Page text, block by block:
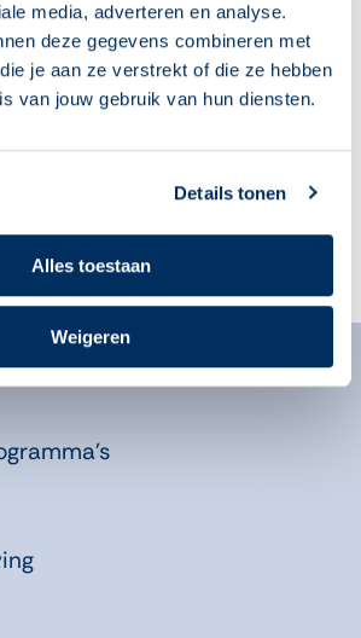
media, adverteren en analyse.
deze gegevens combineren met
je aan ze verstrekt of die ze hebben
van jouw gebruik van hun diensten.
Details tonen
Alles toestaan
Weigeren
Begeleiders, klaar voor
het nieuwe
cursusjaar? Deze 10
tips helpen je op weg